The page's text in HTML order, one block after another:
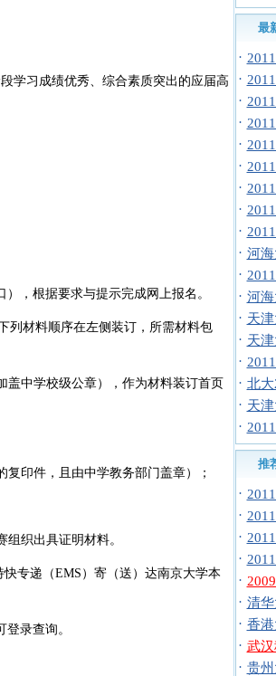
学习成绩优秀、综合素质突出的应届高
，根据要求与提示完成网上报名。
列材料顺序在左侧装订，所需材料包
中学校级公章），作为材料装订首页
印件，且由中学教务部门盖章）；
织出具证明材料。
专递（EMS）寄（送）达南京大学本
录查询。
最
·
·
·
·
·
·
·
·
·
· 河
·
· 河
· 天
· 天
·
· 北
· 天
·
推
·
·
·
·
·
· 清
· 香
· 武
· 贵